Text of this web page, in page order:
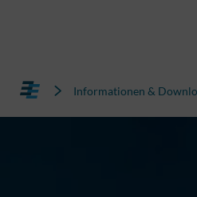
Informationen &